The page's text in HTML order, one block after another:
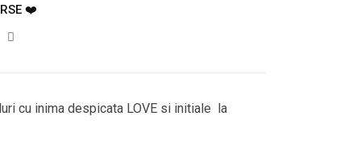
❤️
cu inima despicata LOVE si initiale la